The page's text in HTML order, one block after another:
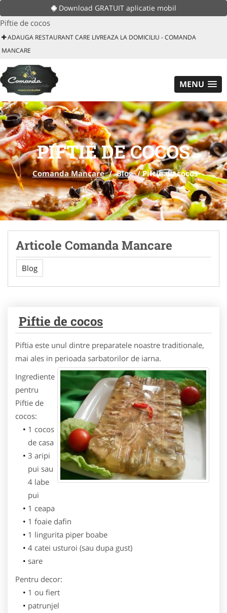
Download GRATUIT aplicatie mobil
Piftie de cocos
ADAUGA RESTAURANT CARE LIVREAZA LA DOMICILIU - COMANDA
MANCARE
MENU
PIFTIE DE COCOS
Comanda Mancare / Blog /Piftie de cocos
Articole Comanda Mancare
Blog
Piftie de cocos
Piftia este unul dintre preparatele noastre traditionale,
mai ales in perioada sarbatorilor de iarna.
Ingrediente
pentru
Piftie de
cocos:
1 cocos
de casa
3 aripi
pui sau
4 labe
pui
1 ceapa
1 foaie dafin
1 lingurita piper boabe
4 catei usturoi (sau dupa gust)
sare
Pentru decor:
1 ou fiert
patrunjel